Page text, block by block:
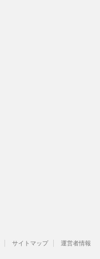
サイトマップ 運営者情報